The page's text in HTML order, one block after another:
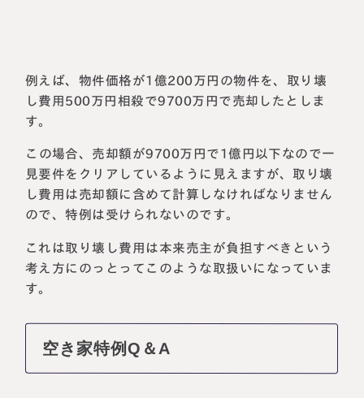
例えば、物件価格が1億200万円の物件を、取り壊
し費用500万円相殺で9700万円で売却したとしま
す。
この場合、売却額が9700万円で1億円以下なので一
見要件をクリアしているように見えますが、取り壊
し費用は売却額に含めて計算しなければなりません
ので、特例は受けられないのです。
これは取り壊し費用は本来売主が負担すべきという
考え方にのっとってこのような取扱いになっていま
す。
空き家特例Q＆A